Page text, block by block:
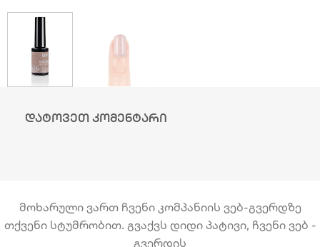
დატოვეთ კომენტარი
მოხარული ვართ ჩვენი კომპანიის ვებ-გვერდზე
თქვენი სტუმრობით. გვაქვს დიდი პატივი, ჩვენი ვებ -
გვერდის